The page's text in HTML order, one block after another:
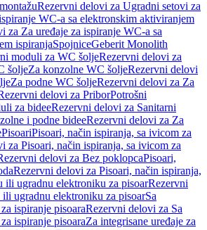
Rezervni delovi za Ugradni setovi za
WC-a sa elektronskim aktiviranjem
za Za uređaje za ispiranje WC-a sa
ispiranjaSpojniceGeberit Monolith
moduli za WC šoljeRezervni delovi za
šoljeZa konzolne WC šoljeRezervni delovi
Za podne WC šoljeRezervni delovi za Za
delovi za PriborPotrošni
za bideeRezervni delovi za Sanitarni
i podne bideeRezervni delovi za Za
PisoariPisoari, način ispiranja, sa ivicom za
za Pisoari, način ispiranja, sa ivicom za
delovi za Bez poklopcaPisoari,
Rezervni delovi za Pisoari, način ispiranja,
ili ugradnu elektroniku za pisoarRezervni
ugradnu elektroniku za pisoarSa
ispiranje pisoaraRezervni delovi za Sa
ispiranje pisoaraZa integrisane uređaje za